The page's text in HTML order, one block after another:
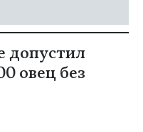
допустил
овец без